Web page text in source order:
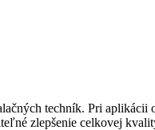
techník. Pri aplikácii
zlepšenie celkovej